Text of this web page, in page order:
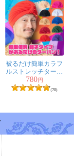
被るだけ簡単カラフ
ルストレッチターバ
ン 仮装に便利！イ
ンドやアラブなコス
780円
(28)